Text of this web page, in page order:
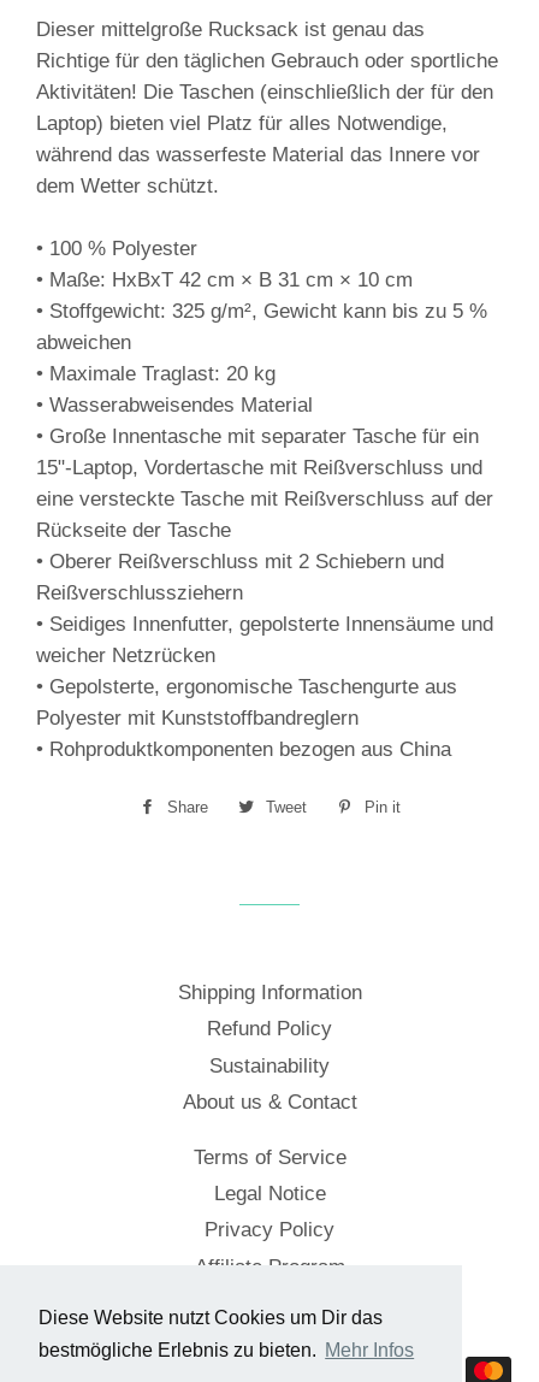
Diese Website nutzt Cookies um Dir das
bestmögliche Erlebnis zu bieten. Mehr Infos
Dieser mittelgroße Rucksack ist genau das
Richtige für den täglichen Gebrauch oder sportliche
Aktivitäten! Die Taschen (einschließlich der für den
Laptop) bieten viel Platz für alles Notwendige,
während das wasserfeste Material das Innere vor
dem Wetter schützt.
• 100 % Polyester
• Maße: HxBxT 42 cm × B 31 cm × 10 cm
• Stoffgewicht: 325 g/m², Gewicht kann bis zu 5 %
abweichen
• Maximale Traglast: 20 kg
• Wasserabweisendes Material
• Große Innentasche mit separater Tasche für ein
15"-Laptop, Vordertasche mit Reißverschluss und
eine versteckte Tasche mit Reißverschluss auf der
Rückseite der Tasche
• Oberer Reißverschluss mit 2 Schiebern und
Reißverschlussziehern
• Seidiges Innenfutter, gepolsterte Innensäume und
weicher Netzrücken
• Gepolsterte, ergonomische Taschengurte aus
Polyester mit Kunststoffbandreglern
• Rohproduktkomponenten bezogen aus China
Share
Share
Tweet
Tweet
Pin it
Shipping Information
Refund Policy
Sustainability
About us & Contact
Terms of Service
Legal Notice
Privacy Policy
Affiliate Program
© 2026,Cockpitstore